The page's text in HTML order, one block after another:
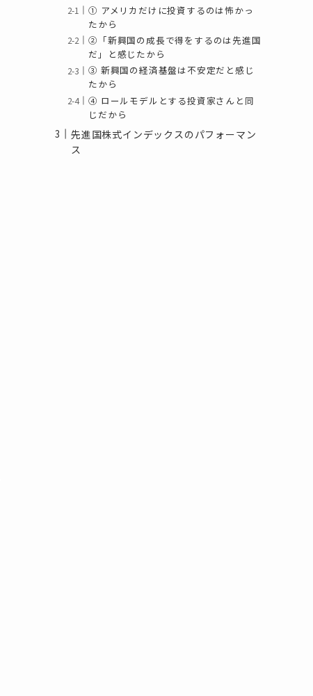
① アメリカだけに投資するのは怖かっ
たから
②「新興国の成長で得をするのは先進国
だ」と感じたから
③ 新興国の経済基盤は不安定だと感じ
たから
④ ロールモデルとする投資家さんと同
じだから
先進国株式インデックスのパフォーマン
ス